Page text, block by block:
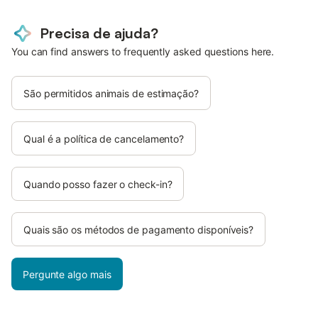
Precisa de ajuda?
You can find answers to frequently asked questions here.
São permitidos animais de estimação?
Qual é a política de cancelamento?
Quando posso fazer o check-in?
Quais são os métodos de pagamento disponíveis?
Pergunte algo mais